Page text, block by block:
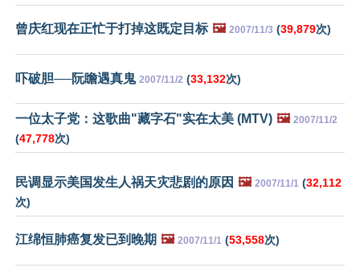
曾庆红现在正忙于打掉这既定目标 🖼️ 2007/11/3 (39,879次)
吓破胆──阮瞻遇真鬼 2007/11/2 (33,132次)
一位太子党：这歌曲"藏字石"实在太美 (MTV) 🖼️ 2007/11/2
(47,778次)
民调显示美国发生人祸天灾悲剧的原因 🖼️ 2007/11/1 (32,112
次)
江绵恒肺癌复发已到晚期 🖼️ 2007/11/1 (53,558次)